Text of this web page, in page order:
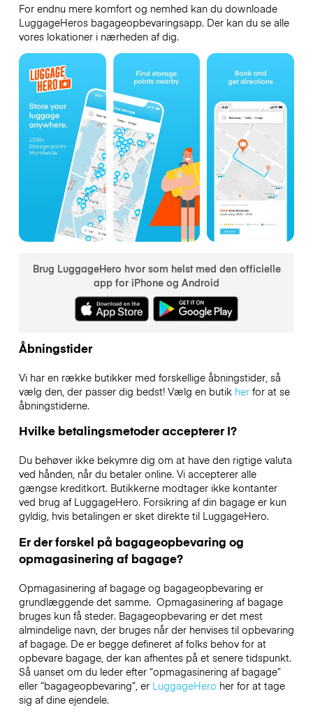
For endnu mere komfort og nemhed kan du downloade
LuggageHeros bagageopbevaringsapp. Der kan du se alle
vores lokationer i nærheden af dig.
Brug LuggageHero hvor som helst med den officielle
app for iPhone og Android
Åbningstider
Vi har en række butikker med forskellige åbningstider, så
vælg den, der passer dig bedst! Vælg en butik herfor at se
åbningstiderne.
Hvilke betalingsmetoder accepterer I?
Du behøver ikke bekymre dig om at have den rigtige valuta
ved hånden, når du betaler online. Vi accepterer alle
gængse kreditkort. Butikkerne modtager ikke kontanter
ved brug af LuggageHero. Forsikring af din bagage er kun
gyldig, hvis betalingen er sket direkte til LuggageHero.
Er der forskel på bagageopbevaring og
opmagasinering af bagage?
Opmagasinering af bagage og bagageopbevaring er
grundlæggende det samme. Opmagasinering af bagage
bruges kun få steder. Bagageopbevaring er det mest
almindelige navn, der bruges når der henvises til opbevaring
af bagage. De er begge defineret af folks behov for at
opbevare bagage, der kan afhentes på et senere tidspunkt.
Så uanset om du leder efter “opmagasinering af bagage”
eller “bagageopbevaring”, erLuggageHero her for at tage
sig af dine ejendele.